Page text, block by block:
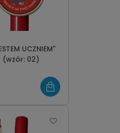
UCZNIEM"
(wzór: 02)